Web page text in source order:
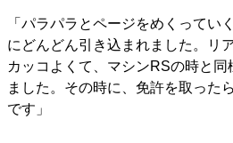
「パラパラとページをめくってい
にどんどん引き込まれました。リ
カッコよくて、マシンRSの時と
ました。その時に、免許を取った
です」